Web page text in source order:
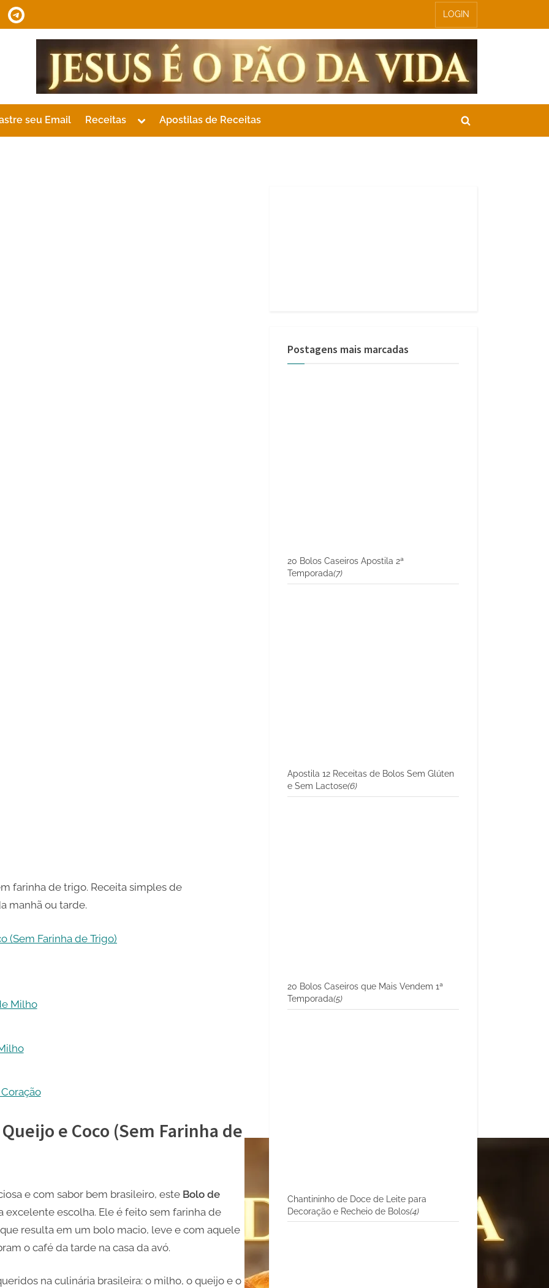
Telegram LOGIN
seu Email Receitas
Toggle
menu
Apostilas de Receitas
Toggle
farinha de trigo. Receita simples de
manhã ou tarde.
(Sem Farinha de Trigo)
Milho
e Coco (Sem Farinha de
e com sabor bem brasileiro, este Bolo de
excelente escolha. Ele é feito sem farinha de
resulta em um bolo macio, leve e com aquele
o café da tarde na casa da avó.
na culinária brasileira: o milho, o queijo e o
Postagens mais marcadas
20 Bolos Caseiros Apostila 2ª
Temporada(7)
Apostila 12 Receitas de Bolos Sem Glúten
e Sem Lactose(6)
20 Bolos Caseiros que Mais Vendem 1ª
Temporada(5)
Chantininho de Doce de Leite para
Decoração e Recheio de Bolos(4)